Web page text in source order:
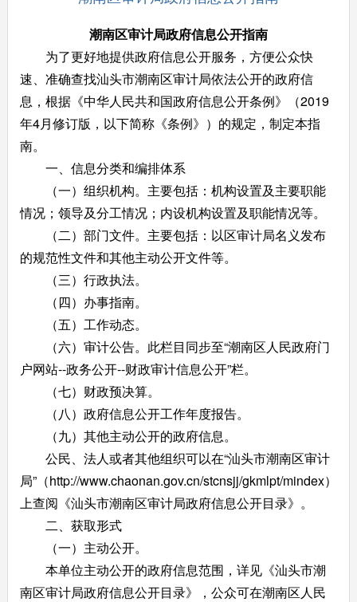
潮南区审计局政府信息公开指南
为了更好地提供政府信息公开服务，方便公众快
速、准确查找汕头市潮南区审计局依法公开的政府信
息，根据《中华人民共和国政府信息公开条例》（2019
年4月修订版，以下简称《条例》）的规定，制定本指
南。
一、信息分类和编排体系
（一）组织机构。主要包括：机构设置及主要职能
情况；领导及分工情况；内设机构设置及职能情况等。
（二）部门文件。主要包括：以区审计局名义发布
的规范性文件和其他主动公开文件等。
（三）行政执法。
（四）办事指南。
（五）工作动态。
（六）审计公告。此栏目同步至“潮南区人民政府门
户网站--政务公开--财政审计信息公开”栏。
（七）财政预决算。
（八）政府信息公开工作年度报告。
（九）其他主动公开的政府信息。
公民、法人或者其他组织可以在“汕头市潮南区审计
局”（http://www.chaonan.gov.cn/stcnsjj/gkmlpt/mindex）
上查阅《汕头市潮南区审计局政府信息公开目录》。
二、获取形式
（一）主动公开。
本单位主动公开的政府信息范围，详见《汕头市潮
南区审计局政府信息公开目录》，公众可在潮南区人民